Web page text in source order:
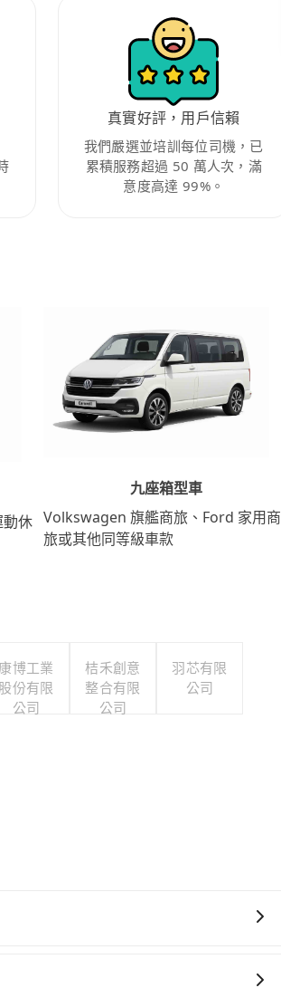
真實好評，用戶信賴
我們嚴選並培訓每位司機，已
累積服務超過 50 萬人次，滿
意度高達 99%。
休
九座箱型車
Volkswagen 旗艦商旅、Ford 家用商
旅或其他同等級車款
康博工業
股份有限
公司
桔禾創意
整合有限
公司
羽芯有限
公司
他交通方案。假設從基隆市中正區前往最